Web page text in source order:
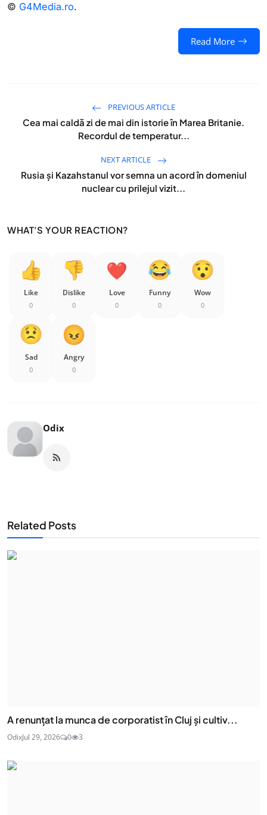
© G4Media.ro.
Read More
PREVIOUS ARTICLE
Cea mai caldă zi de mai din istorie în Marea Britanie.
Recordul de temperatur...
NEXT ARTICLE
Rusia şi Kazahstanul vor semna un acord în domeniul
nuclear cu prilejul vizit...
WHAT'S YOUR REACTION?
Like
0
Dislike
0
Love
0
Funny
0
Wow
0
Sad
0
Angry
0
Odix
Related Posts
A renunțat la munca de corporatist în Cluj și cultiv...
OdixJul 29, 2026 0 3